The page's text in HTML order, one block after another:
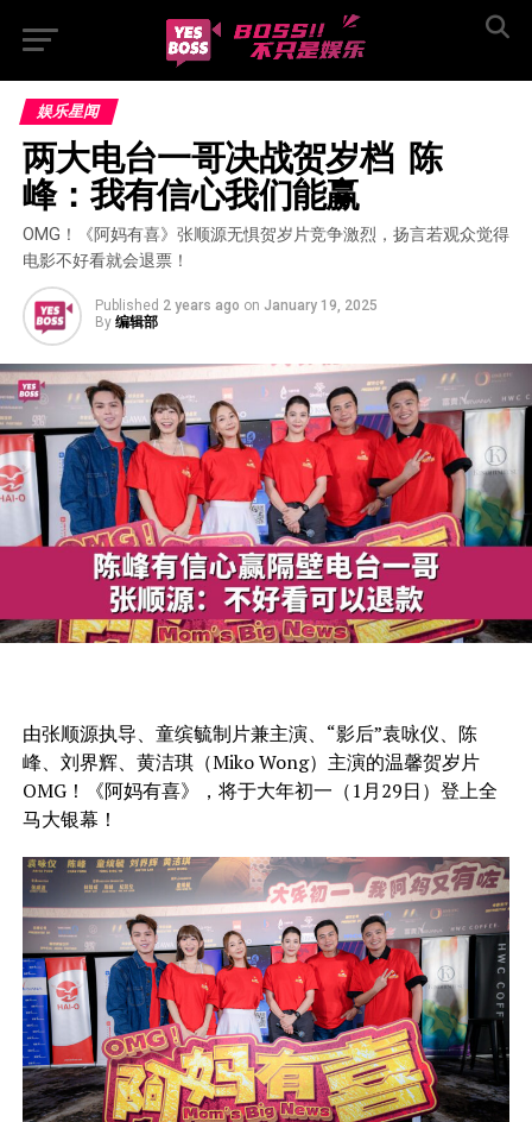
娱乐星闻
两大电台一哥决战贺岁档  陈
峰：我有信心我们能赢
OMG！《阿妈有喜》张顺源无惧贺岁片竞争激烈，扬言若观众觉得
电影不好看就会退票！
Published 2 years ago on January 19, 2025
By 编辑部
由张顺源执导、童缤毓制片兼主演、“影后”袁咏仪、陈
峰、刘界辉、黄洁琪（Miko Wong）主演的温馨贺岁片
OMG！《阿妈有喜》，将于大年初一（1月29日）登上全
马大银幕！